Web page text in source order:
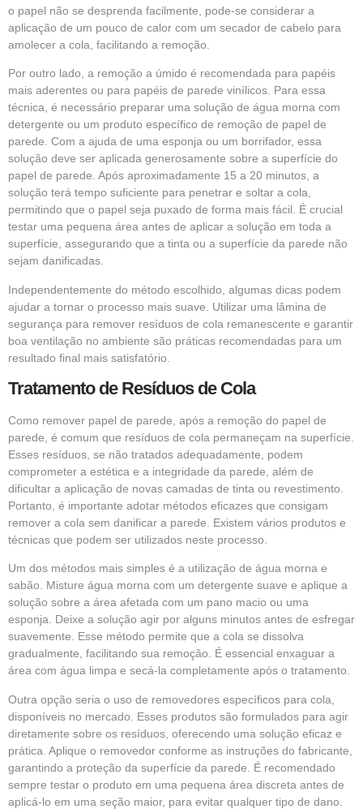
o papel não se desprenda facilmente, pode-se considerar a
aplicação de um pouco de calor com um secador de cabelo para
amolecer a cola, facilitando a remoção.
Por outro lado, a remoção a úmido é recomendada para papéis
mais aderentes ou para papéis de parede vinílicos. Para essa
técnica, é necessário preparar uma solução de água morna com
detergente ou um produto específico de remoção de papel de
parede. Com a ajuda de uma esponja ou um borrifador, essa
solução deve ser aplicada generosamente sobre a superfície do
papel de parede. Após aproximadamente 15 a 20 minutos, a
solução terá tempo suficiente para penetrar e soltar a cola,
permitindo que o papel seja puxado de forma mais fácil. É crucial
testar uma pequena área antes de aplicar a solução em toda a
superfície, assegurando que a tinta ou a superfície da parede não
sejam danificadas.
Independentemente do método escolhido, algumas dicas podem
ajudar a tornar o processo mais suave. Utilizar uma lâmina de
segurança para remover resíduos de cola remanescente e garantir
boa ventilação no ambiente são práticas recomendadas para um
resultado final mais satisfatório.
Tratamento de Resíduos de Cola
Como remover papel de parede, após a remoção do papel de
parede, é comum que resíduos de cola permaneçam na superfície.
Esses resíduos, se não tratados adequadamente, podem
comprometer a estética e a integridade da parede, além de
dificultar a aplicação de novas camadas de tinta ou revestimento.
Portanto, é importante adotar métodos eficazes que consigam
remover a cola sem danificar a parede. Existem vários produtos e
técnicas que podem ser utilizados neste processo.
Um dos métodos mais simples é a utilização de água morna e
sabão. Misture água morna com um detergente suave e aplique a
solução sobre a área afetada com um pano macio ou uma
esponja. Deixe a solução agir por alguns minutos antes de esfregar
suavemente. Esse método permite que a cola se dissolva
gradualmente, facilitando sua remoção. É essencial enxaguar a
área com água limpa e secá-la completamente após o tratamento.
Outra opção seria o uso de removedores específicos para cola,
disponíveis no mercado. Esses produtos são formulados para agir
diretamente sobre os resíduos, oferecendo uma solução eficaz e
prática. Aplique o removedor conforme as instruções do fabricante,
garantindo a proteção da superfície da parede. É recomendado
sempre testar o produto em uma pequena área discreta antes de
aplicá-lo em uma seção maior, para evitar qualquer tipo de dano.